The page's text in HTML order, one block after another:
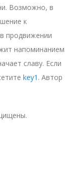
Возможно, в
к
продвижении
напоминанием
славу. Если
key1 . Автор